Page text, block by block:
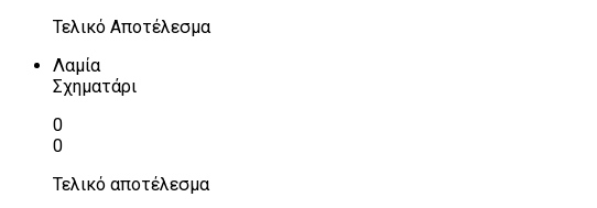
Τελικό Αποτέλεσμα
Λαμία
Σχηματάρι
0
0
Τελικό αποτέλεσμα